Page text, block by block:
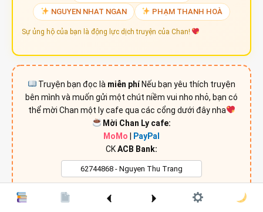
NGUYEN NHAT NGAN
PHẠM THANH HOÀ
Sự ủng hộ của bạn là động lực dịch truyện của Chan!
Truyện bạn đọc là miễn phíNếu bạn yêu thích truyện
bên mình và muốn gửi một chút niềm vui nho nhỏ, bạn có
thể mời Chan một ly cafe qua các cổng dưới đây nha
Mời Chan Ly cafe:
MoMo
PayPal
CKACB Bank: